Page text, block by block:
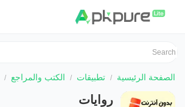
الصفحة الرئيسية تطبيقات الكتب والمراجع
روايات